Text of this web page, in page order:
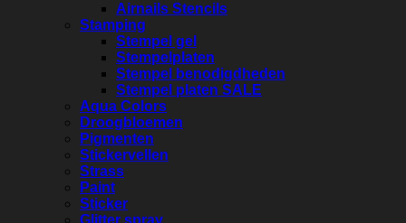
Airnails Stencils
Stamping
Stempel gel
Stempelplaten
Stempel benodigdheden
Stempel platen SALE
Aqua Colors
Droogbloemen
Pigmenten
Stickervellen
Strass
Paint
Sticker